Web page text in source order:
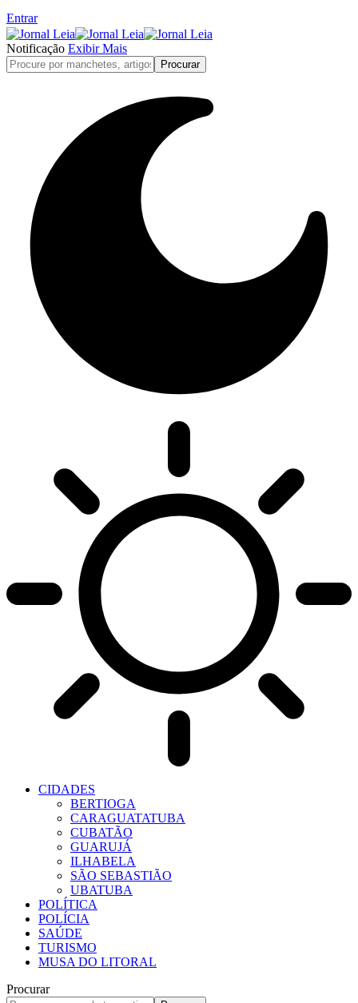
Entrar
Notificação Exibir Mais
CIDADES
BERTIOGA
CARAGUATATUBA
CUBATÃO
GUARUJÁ
ILHABELA
SÃO SEBASTIÃO
UBATUBA
POLÍTICA
POLÍCIA
SAÚDE
TURISMO
MUSA DO LITORAL
Procurar